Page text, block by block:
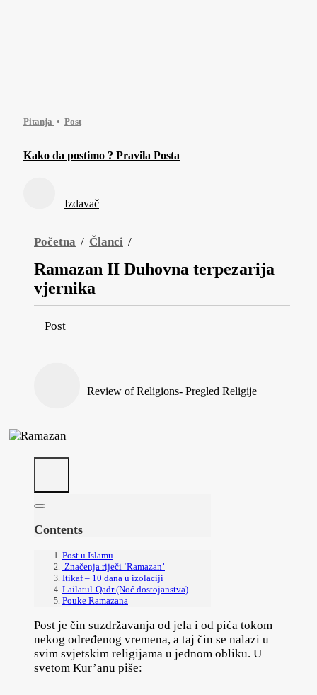
Pitanja Post
Kako da postimo ? Pravila Posta
Izdavač
Početna / Članci /
Ramazan II Duhovna terpezarija
vjernika
Post
Review of Religions- Pregled Religije
Contents
Post u Islamu
Značenja riječi ‘Ramazan’
Itikaf – 10 dana u izolaciji
Lailatul-Qadr (Noć dostojanstva)
Pouke Ramazana
Post je čin suzdržavanja od jela i od pića tokom
nekog određenog vremena, a taj čin se nalazi u
svim svjetskim religijama u jednom obliku. U
svetom Kur’anu piše: